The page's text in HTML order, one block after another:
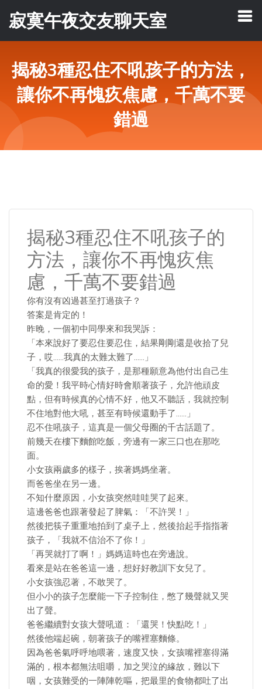
寂寞午夜交友聊天室
揭秘3種忍住不吼孩子的方法，
讓你不再愧疚焦慮，千萬不要
錯過
揭秘3種忍住不吼孩子的
方法，讓你不再愧疚焦
慮，千萬不要錯過
你有沒有凶過甚至打過孩子？
答案是肯定的！
昨晚，一個初中同學來和我哭訴：
「本來說好了要忍住要忍住，結果剛剛還是收拾了兒
子，哎……我真的太難太難了……」
「我真的很愛我的孩子，是那種願意為他付出自己生
命的愛！我平時心情好時會順著孩子，允許他頑皮
點，但有時候真的心情不好，他又不聽話，我就控制
不住地對他大吼，甚至有時候還動手了……」
忍不住吼孩子，這真是一個父母圈的千古話題了。
前幾天在樓下麵館吃飯，旁邊有一家三口也在那吃
面。
小女孩兩歲多的樣子，挨著媽媽坐著。
而爸爸坐在另一邊。
不知什麼原因，小女孩突然哇哇哭了起來。
這邊爸爸也跟著發起了脾氣：「不許哭！」
然後把筷子重重地拍到了桌子上，然後抬起手指指著
孩子，「我就不信治不了你！」
「再哭就打了啊！」媽媽這時也在旁邊說。
看來是站在爸爸這一邊，想好好教訓下女兒了。
小女孩強忍著，不敢哭了。
但小小的孩子怎麼能一下子控制住，憋了幾聲就又哭
出了聲。
爸爸繼續對女孩大聲吼道：「還哭！快點吃！」
然後他端起碗，朝著孩子的嘴裡塞麵條。
因為爸爸氣呼呼地喂著，速度又快，女孩嘴裡塞得滿
滿的，根本都無法咀嚼，加之哭泣的緣故，難以下
咽，女孩難受的一陣陣乾嘔，把最里的食物都吐了出